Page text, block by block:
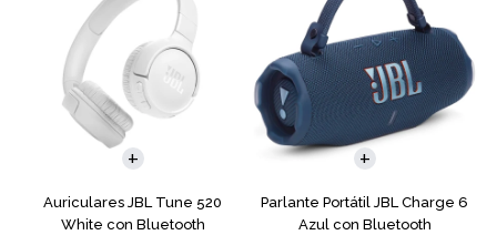
Auriculares JBL Tune 520
White con Bluetooth
Parlante Portátil JBL Charge 6
Azul con Bluetooth